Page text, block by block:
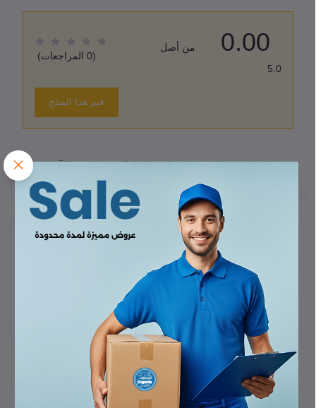
0.00
من أصل
5.0
(0 المراجعات)
قيم هذا المنتج
لا يوجد هناك مراجعات لهذا المنتج حتى الآن.
مولد كهرباء بنزين رونيكس
المحرك: بنزين قوي بسعة
خزان الوقود:سعة ، يمنحك تشغيل مستمر حتى
ساعة.